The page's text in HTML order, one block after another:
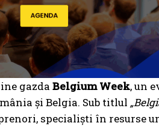
gazda Belgium Week, un
și Belgia. Sub titlul
specialiști în resurse